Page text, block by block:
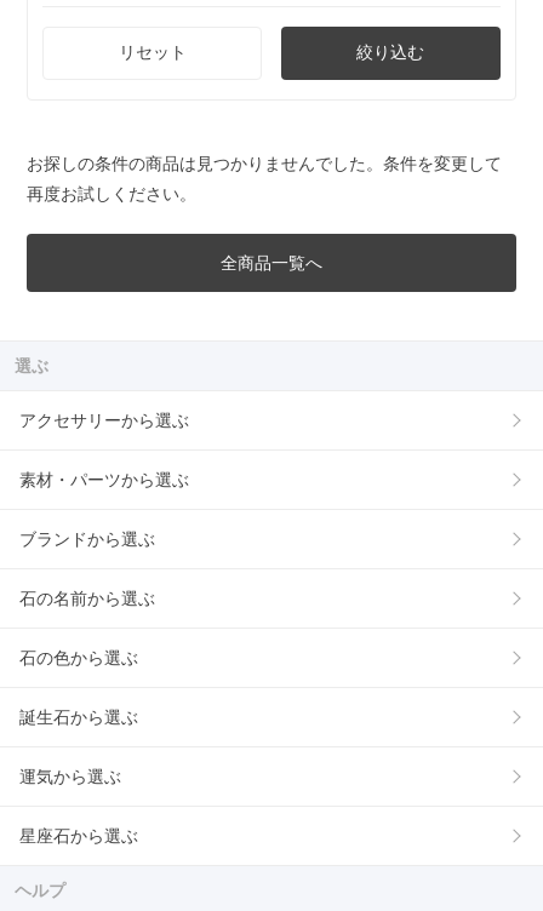
リセット 絞り込む
お探しの条件の商品は見つかりませんでした。条件を変更して
再度お試しください。
全商品一覧へ
選ぶ
アクセサリーから選ぶ
素材・パーツから選ぶ
ブランドから選ぶ
石の名前から選ぶ
石の色から選ぶ
誕生石から選ぶ
運気から選ぶ
星座石から選ぶ
ヘルプ